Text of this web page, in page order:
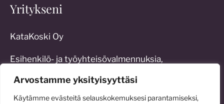
Arvostamme yksityisyyttäsi
Käytämme evästeitä selauskokemuksesi parantamiseksi,
Yritykseni
KataKoski Oy
Esihenkilö- ja työyhteisövalmennuksia,
johtamisratkaisuja: